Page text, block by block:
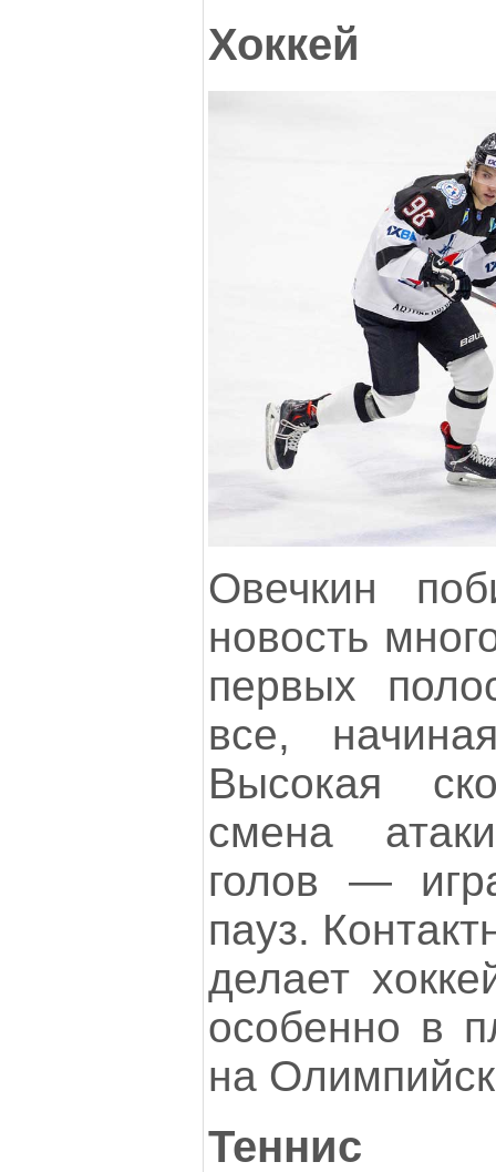
Хоккей
Овечкин
новость
первых
все,
Высокая
смена
голов —
пауз.
делает
особенно в
на
Теннис